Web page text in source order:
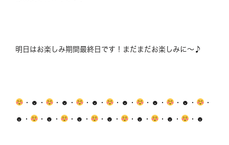
明日はお楽しみ期間最終日です！まだまだお楽しみに～♪
・☻・ ・☻・ ・☻・ ・☻・ ・☻・ ・☻・ ・
☻・ ・☻・ ・☻・ ・☻・ ・☻・ ・☻・ ・☻